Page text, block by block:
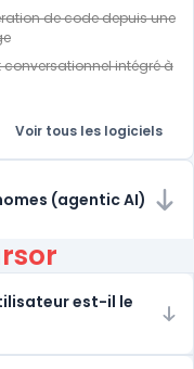
de code depuis une
intégré à
Voir tous les logiciels
(agentic AI)
est-il le